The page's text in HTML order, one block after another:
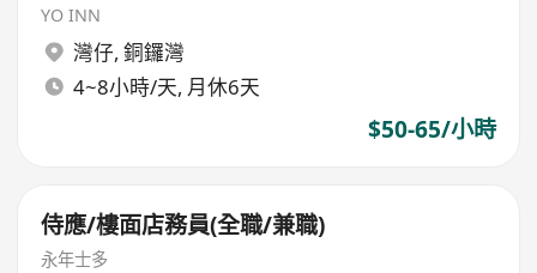
YO INN
灣仔, 銅鑼灣
4~8小時/天, 月休6天
$50-65/小時
侍應/樓面店務員(全職/兼職)
永年士多